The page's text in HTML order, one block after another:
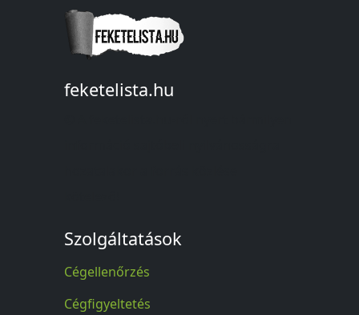
feketelista.hu
Szolgáltatások
Cégellenőrzés
Cégfigyeltetés